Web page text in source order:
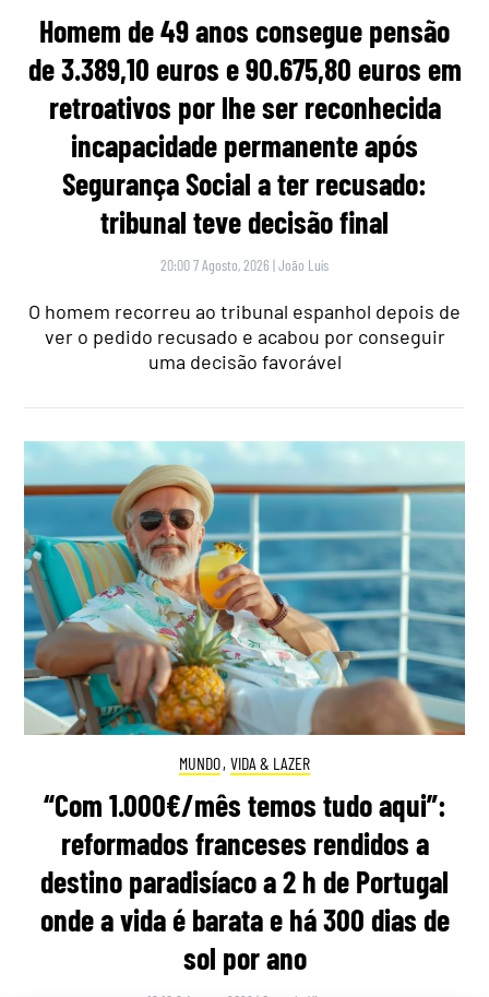
Homem de 49 anos consegue pensão
de 3.389,10 euros e 90.675,80 euros em
retroativos por lhe ser reconhecida
incapacidade permanente após
Segurança Social a ter recusado:
tribunal teve decisão final
20:00 7 Agosto, 2026 |João Luís
O homem recorreu ao tribunal espanhol depois de
ver o pedido recusado e acabou por conseguir
uma decisão favorável
MUNDO, VIDA & LAZER
“Com 1.000€/mês temos tudo aqui”:
reformados franceses rendidos a
destino paradisíaco a 2 h de Portugal
onde a vida é barata e há 300 dias de
sol por ano